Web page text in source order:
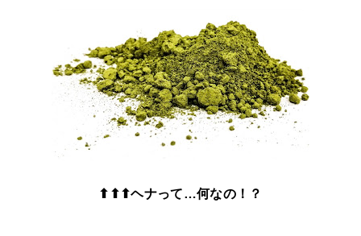
⬆⬆⬆ヘナって…何なの！？